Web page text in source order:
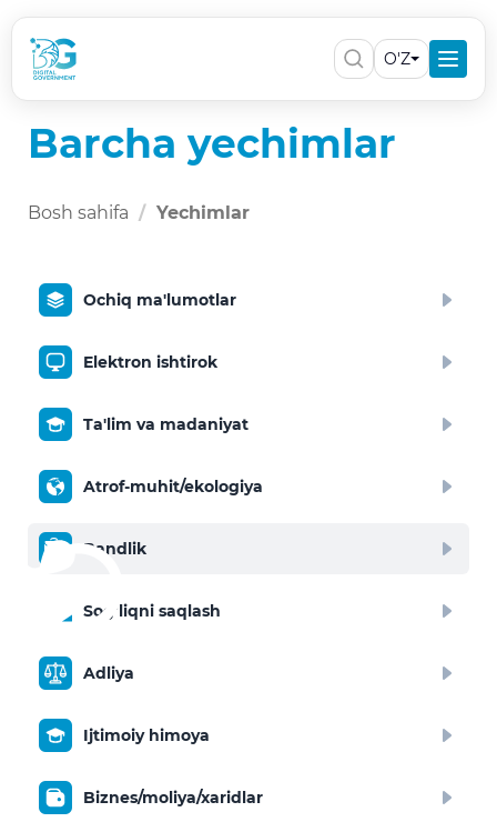
O'Z
Barcha yechimlar
Bosh sahifa Yechimlar
Ochiq ma'lumotlar
Elektron ishtirok
Ta'lim va madaniyat
Atrof-muhit/ekologiya
Bandlik
Sog‘liqni saqlash
Adliya
Ijtimoiy himoya
Biznes/moliya/xaridlar